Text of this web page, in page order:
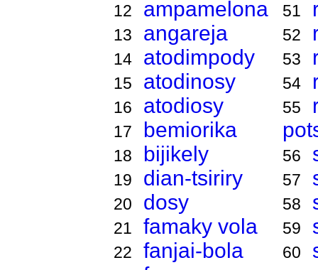
12 ampamelona
13 angareja
14 atodimpody
15 atodinosy
16 atodiosy
17 bemiorika
18 bijikely
19 dian-tsiriry
20 dosy
21 famaky vola
22 fanjai-bola
51
52
53
54
55
56
57
58
59
60